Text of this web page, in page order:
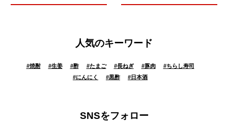
人気のキーワード
#焼酎 #生姜 #酢 #たまご #長ねぎ #豚肉 #ちらし寿司
#にんにく #黒酢 # 日本酒
SNSをフォロー